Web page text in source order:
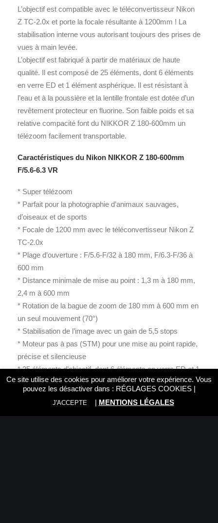
L’objectif est compatible avec le téléconvertisseur Nikon
Z TC-2.0x et porte la focale résultante à 1200mm ! La
stabilisation interne vous autorisant toujours des prises de
vues à main levée.
L’objectif est fabriqué à partir de matériaux de haute
qualité. Il est composé de 25 éléments, dont 6 éléments
en verre ED et 1 élément asphérique. Il est résistant à
l’eau et à la poussière et la lentille frontale est dotée d’un
revêtement protecteur en fluorine. Son faible poids et sa
relative compacité font du NIKKOR Z 180-600mm un
télézoom facilement transportable.
Caractéristiques du Nikon NIKKOR Z 180-600mm
F/5.6-6.3 VR
* Super télézoom
* Parfait pour la photographie d’animaux sauvages,
d’oiseaux et de sports
* Focale de 1200 mm avec le téléconvertisseur Nikon Z
TC-2.0x
* Plage d’ouverture : F/5.6-F/32 à 180 mm, F/6.3-F/36 à
600 mm
* Distance minimale de mise au point : 1,3 m à 180 mm,
2,4 m à 600 mm
* Rotation de la bague de zoom de 180 mm à 600 mm en
un seul mouvement (70°)
* Stabilisation de l’image avec un gain de 5,5 stops
* Moteur pas à pas (STM) pour une mise au point rapide,
précise et silencieuse
* 25 éléments d’objectif, dont 6 éléments en verre ED et 1
élément asphérique
* Résistant à l’eau et à la poussière avec un revêtement
de la lentille frontale en fluorine
Ce site utilise des cookies pour améliorer votre expérience. Vous
pouvez les désactiver dans : RÉGLAGES COOKIES|
J'ACCEPTE | MENTIONS LÉGALES